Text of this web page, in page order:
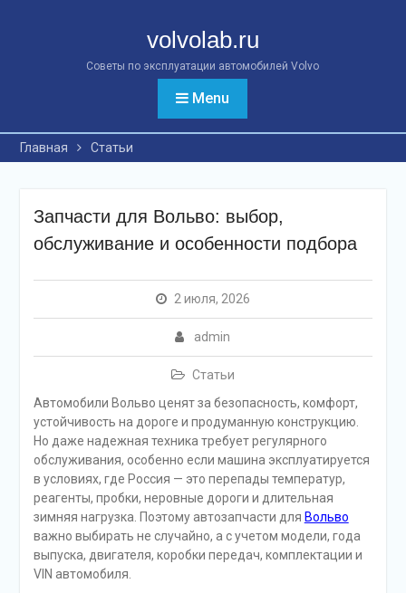
volvolab.ru
Советы по эксплуатации автомобилей Volvo
Menu
Главная Статьи
Запчасти для Вольво: выбор,
обслуживание и особенности подбора
2 июля, 2026
admin
Статьи
Автомобили Вольво ценят за безопасность, комфорт,
устойчивость на дороге и продуманную конструкцию.
Но даже надежная техника требует регулярного
обслуживания, особенно если машина эксплуатируется
в условиях, где Россия — это перепады температур,
реагенты, пробки, неровные дороги и длительная
зимняя нагрузка. Поэтому автозапчасти для Вольво
важно выбирать не случайно, а с учетом модели, года
выпуска, двигателя, коробки передач, комплектации и
VIN автомобиля.